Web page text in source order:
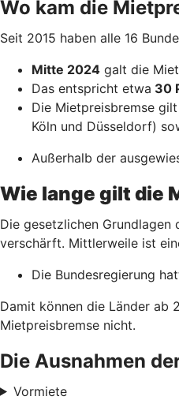
Wo kam die
Seit 2015 haben alle 16
Mitte 2024 galt die
Das entspricht etwa 30
Die Mietpreisbremse
Köln und Düsseldorf)
Außerhalb der
Wie lange gilt die
Die gesetzlichen
verschärft. Mittlerweile ist
Die Bundesregierung
Damit können die Länder ab
Mietpreisbremse nicht.
Die Ausnahmen
Vormiete